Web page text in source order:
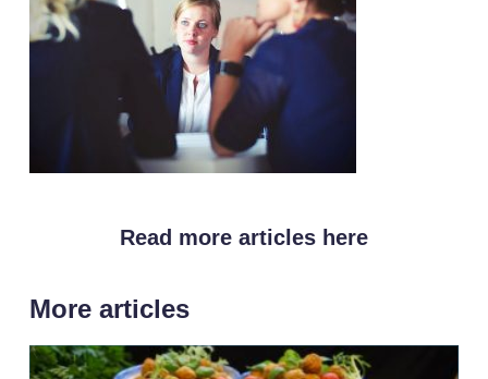
Read more articles here
More articles